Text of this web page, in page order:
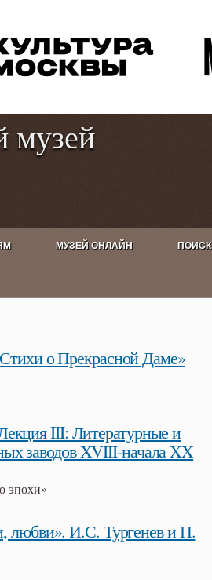
содержанию
contrast
музей
МУЗЕЙ ОНЛАЙН ПОИСК
о Прекрасной Даме»
даме»
III: Литературные и
заводов XVIII-начала XX
эпохи»
литературные и театральные сюжеты в
любви». И.С. Тургенев и П.